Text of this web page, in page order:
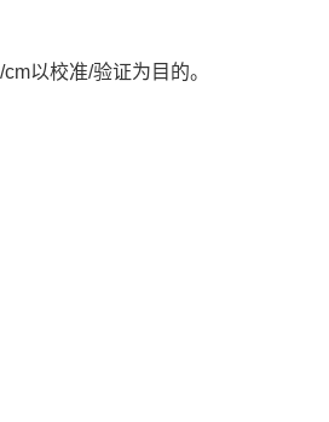
以校准/验证为目的。